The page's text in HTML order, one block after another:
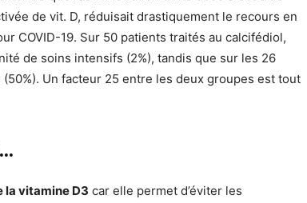
de vit. D, réduisait drastiquement le recours en
COVID-19. Sur 50 patients traités au calcifédiol,
de soins intensifs (2%), tandis que sur les 26
Un facteur 25 entre les deux groupes est tout
la vitamine D3 car elle permet d’éviter les